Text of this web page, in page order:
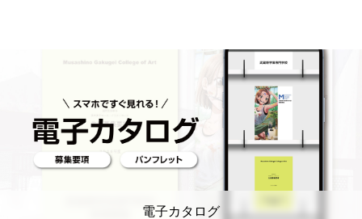
電子カタログ